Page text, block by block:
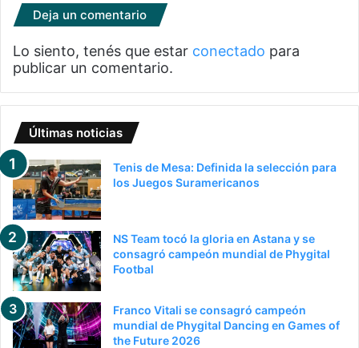
Deja un comentario
Lo siento, tenés que estar conectado para
publicar un comentario.
Últimas noticias
Tenis de Mesa: Definida la selección para
los Juegos Suramericanos
NS Team tocó la gloria en Astana y se
consagró campeón mundial de Phygital
Footbal
Franco Vitali se consagró campeón
mundial de Phygital Dancing en Games of
the Future 2026